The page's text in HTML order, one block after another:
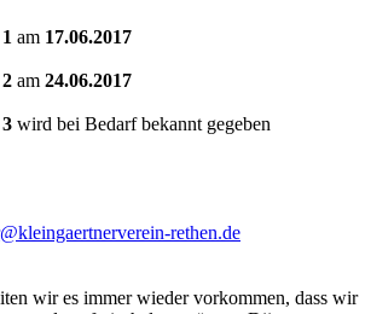
am 17.06.2017
am 24.06.2017
wird bei Bedarf bekannt gegeben
rethen.de
wir es immer wieder vorkommen, dass wir